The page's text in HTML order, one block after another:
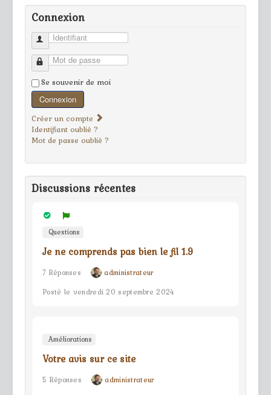
Connexion
Identifiant
Mot de passe
Se souvenir de moi
Connexion
Créer un compte
Identifiant oublié ?
Mot de passe oublié ?
Discussions récentes
Questions
Je ne comprends pas bien le fil 1.9
7 Réponses
administrateur
Posté le vendredi 20 septembre 2024
Améliorations
Votre avis sur ce site
5 Réponses
administrateur